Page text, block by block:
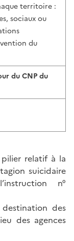
territoire :
sociaux ou
du
du CNP du
relatif à la
suicidaire
n°
des
des agences